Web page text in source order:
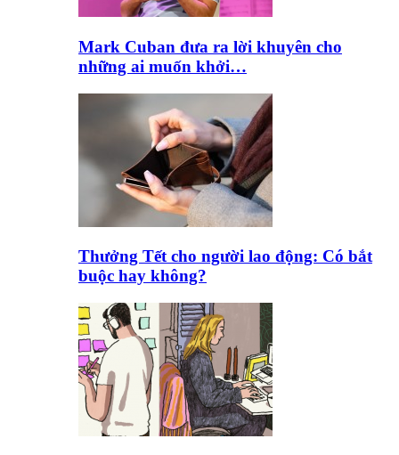
Mark Cuban đưa ra lời khuyên cho
những ai muốn khởi…
Thưởng Tết cho người lao động: Có bắt
buộc hay không?